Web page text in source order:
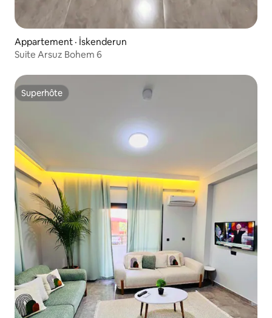
Appartement · İskenderun
Suite Arsuz Bohem 6
Superhôte
Superhôte